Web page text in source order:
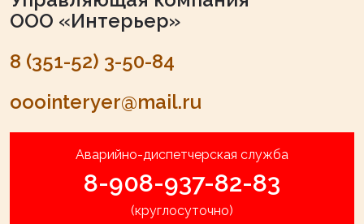
ООО «Интерьер»
8 (351-52) 3-50-84
ooointeryer@mail.ru
Аварийно-диспетчерская служба
8-908-937-82-83
(круглосуточно)